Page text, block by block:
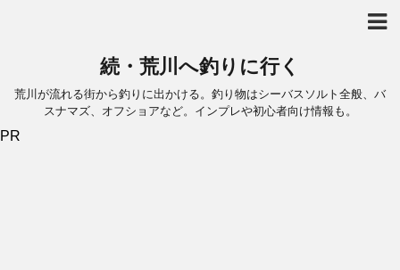
続・荒川へ釣りに行く
荒川が流れる街から釣りに出かける。釣り物はシーバスソルト全般、バ
スナマズ、オフショアなど。インプレや初心者向け情報も。
PR